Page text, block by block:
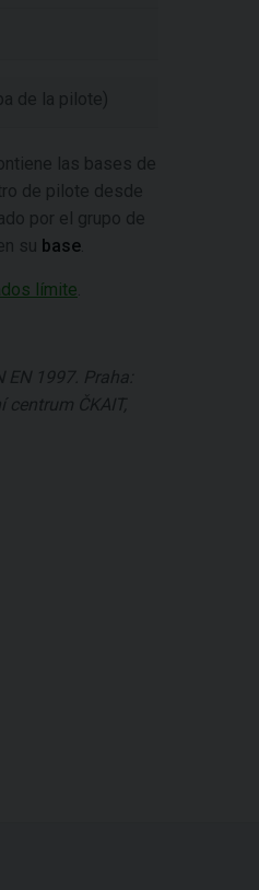
de la pilote)
las bases de
de pilote desde
por el grupo de
su base
límite
EN 1997. Praha:
ČKAIT,